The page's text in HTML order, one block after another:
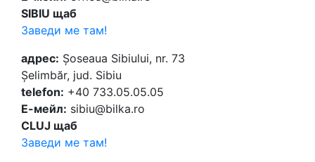
SIBIU щаб
Заведи ме там!
адрес: Șoseaua Sibiului, nr. 73
Șelimbăr, jud. Sibiu
telefon: +40 733.05.05.05
Е-мейл: sibiu@bilka.ro
CLUJ щаб
Заведи ме там!